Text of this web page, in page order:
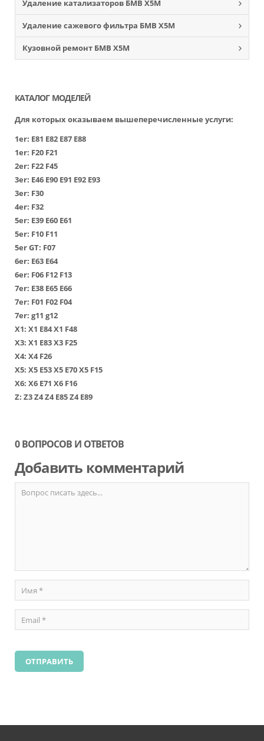
Удаление катализаторов БМВ Х5М
Удаление сажевого фильтра БМВ Х5М
Кузовной ремонт БМВ Х5М
КАТАЛОГ МОДЕЛЕЙ
Для которых оказываем вышеперечисленные услуги:
1er: Е81 Е82 Е87 Е88
1er: F20 F21
2er: F22 F45
3er: Е46 Е90 Е91 Е92 Е93
3er: F30
4er: F32
5er: Е39 Е60 Е61
5er: F10 F11
5er GT: F07
6er: Е63 Е64
6er: F06 F12 F13
7er: Е38 Е65 Е66
7er: F01 F02 F04
7er: g11 g12
Х1: Х1 Е84Х1 F48
Х3: Х1 Е83Х3 F25
Х4: Х4 F26
Х5: Х5 Е53Х5 Е70Х5 F15
Х6: Х6 Е71 Х6 F16
Z: Z3Z4Z4 E85Z4 E89
0 ВОПРОСОВ И ОТВЕТОВ
Добавить комментарий